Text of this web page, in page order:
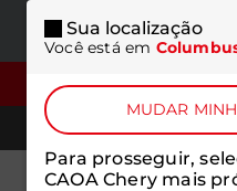
MENU
Sua localização
Você está em
MUDAR
Para prosseguir,
CAOA Chery mais